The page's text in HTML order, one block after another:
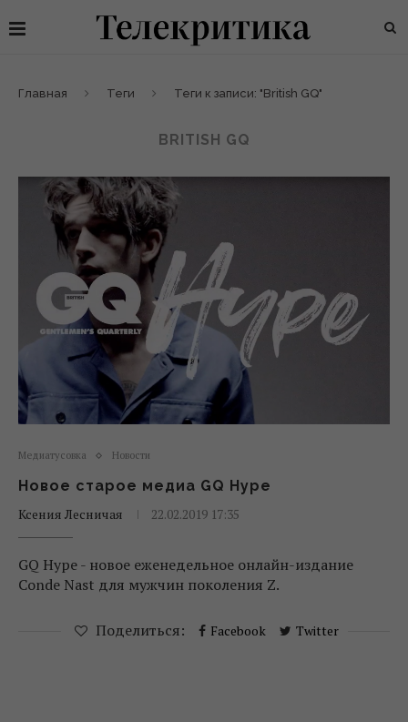
Главная Теги Теги к записи: "British GQ"
BRITISH GQ
Медиатусовка Новости
Новое старое медиа GQ Hype
Ксения Лесничая
22.02.2019 17:35
GQ Hype - новое еженедельное онлайн-издание
Conde Nast для мужчин поколения Z.
Поделиться: Facebook Twitter